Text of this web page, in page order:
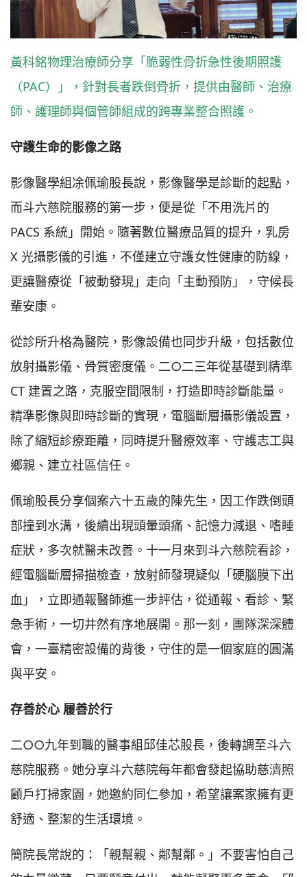
黃科銘物理治療師分享「脆弱性骨折急性後期照護
（PAC）」，針對長者跌倒骨折，提供由醫師、治療
師、護理師與個管師組成的跨專業整合照護。
守護生命的影像之路
影像醫學組凃佩瑜股長說，影像醫學是診斷的起點，
而斗六慈院服務的第一步，便是從「不用洗片的
PACS 系統」開始。隨著數位醫療品質的提升，乳房
X 光攝影儀的引進，不僅建立守護女性健康的防線，
更讓醫療從「被動發現」走向「主動預防」，守候長
輩安康。
從診所升格為醫院，影像設備也同步升級，包括數位
放射攝影儀、骨質密度儀。二○二三年從基礎到精準
CT 建置之路，克服空間限制，打造即時診斷能量。
精準影像與即時診斷的實現，電腦斷層攝影儀設置，
除了縮短診療距離，同時提升醫療效率、守護志工與
鄉親、建立社區信任。
佩瑜股長分享個案六十五歲的陳先生，因工作跌倒頭
部撞到水溝，後續出現頭暈頭痛、記憶力減退、嗜睡
症狀，多次就醫未改善。十一月來到斗六慈院看診，
經電腦斷層掃描檢查，放射師發現疑似「硬腦膜下出
血」，立即通報醫師進一步評估，從通報、看診、緊
急手術，一切井然有序地展開。那一刻，團隊深深體
會，一臺精密設備的背後，守住的是一個家庭的圓滿
與平安。
存善於心 履善於行
二○○九年到職的醫事組邱佳芯股長，後轉調至斗六
慈院服務。她分享斗六慈院每年都會發起協助慈濟照
顧戶打掃家園，她邀約同仁參加，希望讓案家擁有更
舒適、整潔的生活環境。
簡院長常說的：「親幫親、鄰幫鄰。」不要害怕自己